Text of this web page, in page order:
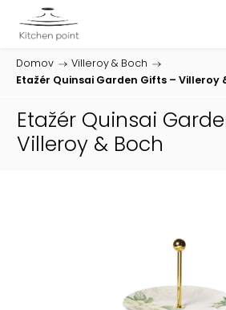
Domov / Villeroy & Boch /
Etažér Quinsai Garden Gifts – Villeroy
Etažér Quinsai
Villeroy & Boch